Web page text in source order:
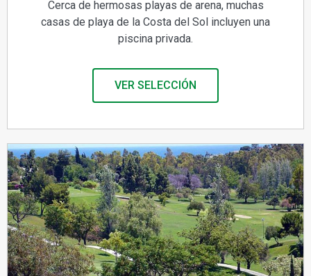
Cerca de hermosas playas de arena, muchas
casas de playa de la Costa del Sol incluyen una
piscina privada.
VER SELECCIÓN